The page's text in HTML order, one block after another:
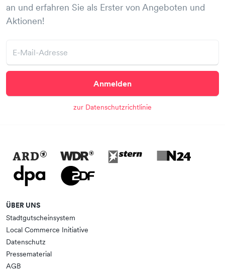
an und erfahren Sie als Erster von Angeboten und
Aktionen!
Anmelden
zur Datenschutzrichtlinie
ÜBER UNS
Stadtgutscheinsystem
Local Commerce Initiative
Datenschutz
Pressematerial
AGB